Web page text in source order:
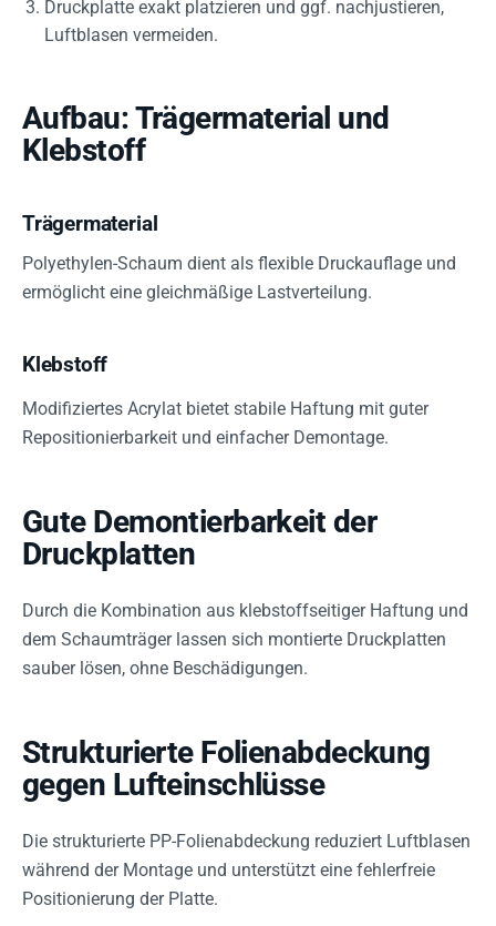
Druckplatte exakt platzieren und ggf. nachjustieren,
Luftblasen vermeiden.
Aufbau: Trägermaterial und
Klebstoff
Trägermaterial
Polyethylen-Schaum dient als flexible Druckauflage und
ermöglicht eine gleichmäßige Lastverteilung.
Klebstoff
Modifiziertes Acrylat bietet stabile Haftung mit guter
Repositionierbarkeit und einfacher Demontage.
Gute Demontierbarkeit der
Druckplatten
Durch die Kombination aus klebstoffseitiger Haftung und
dem Schaumträger lassen sich montierte Druckplatten
sauber lösen, ohne Beschädigungen.
Strukturierte Folienabdeckung
gegen Lufteinschlüsse
Die strukturierte PP-Folienabdeckung reduziert Luftblasen
während der Montage und unterstützt eine fehlerfreie
Positionierung der Platte.